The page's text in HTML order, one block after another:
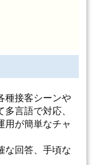
種接客シーンや
言語で対応、
用が簡単なチャ
な回答、手頃な